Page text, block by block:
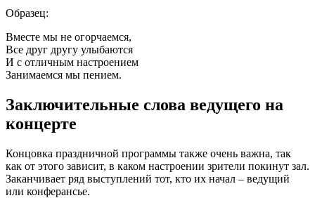
Образец:
Вместе мы не огорчаемся,
Все друг другу улыбаются
И с отличным настроением
Занимаемся мы пением.
Заключительные слова ведущего на
концерте
Концовка праздничной программы также очень важна, так
как от этого зависит, в каком настроении зрители покинут зал.
Заканчивает ряд выступлений тот, кто их начал – ведущий
или конферансье.